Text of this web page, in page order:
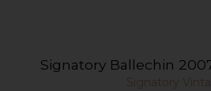
Signatory Ballechin
Signatory